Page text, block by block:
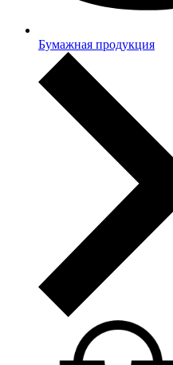
Бумажная продукция